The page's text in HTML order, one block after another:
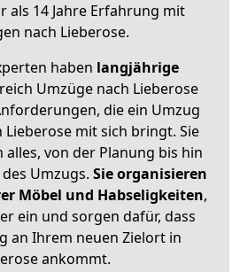
als 14 Jahre Erfahrung mit
nach Lieberose.
haben langjährige
Umzüge nach Lieberose
die ein Umzug
Lieberose mit sich bringt. Sie
von der Planung bis hin
Umzugs. Sie organisieren
Möbel und Habseligkeiten,
ein und sorgen dafür, dass
an Ihrem neuen Zielort in
ankommt.